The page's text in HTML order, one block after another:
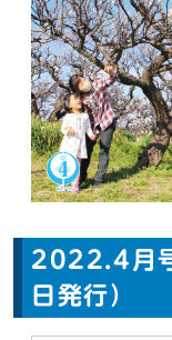
2022.4月
日発行）